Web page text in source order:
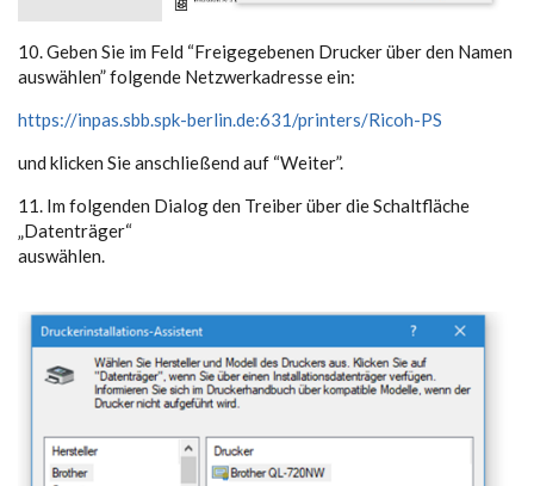
10. Geben Sie im Feld “Freigegebenen Drucker über den Namen
auswählen” folgende Netzwerkadresse ein:
https://inpas.sbb.spk-berlin.de:631/printers/Ricoh-PS
und klicken Sie anschließend auf “Weiter”.
11. Im folgenden Dialog den Treiber über die Schaltfläche
„Datenträger“
auswählen.